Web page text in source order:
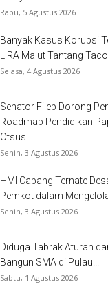
Rabu, 5 Agustus 2026
Banyak Kasus Korupsi
LIRA Malut Tantang
Selasa, 4 Agustus 2026
Senator Filep Dorong
Roadmap Pendidikan
Otsus
Senin, 3 Agustus 2026
HMI Cabang Ternate
Pemkot dalam Mengelola
Senin, 3 Agustus 2026
Diduga Tabrak Aturan
Bangun SMA di Pulau...
Sabtu, 1 Agustus 2026